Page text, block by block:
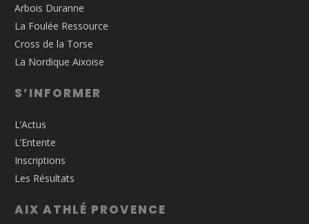
Arbois Duranne
La Foulée Ressource
Cross de la Torse
La Nordique Aixoise
S’INFORMER
L’Actus
L’Entente
Inscriptions
Les Résultats
AIX ATHLÉ PROVENCE